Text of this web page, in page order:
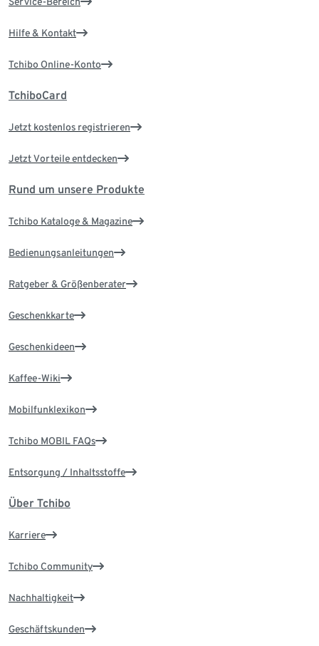
Hilfe & Kontakt
Tchibo Online-Konto
TchiboCard
Jetzt kostenlos registrieren
Jetzt Vorteile entdecken
Rund um unsere Produkte
Tchibo Kataloge & Magazine
Bedienungsanleitungen
Ratgeber & Größenberater
Geschenkkarte
Geschenkideen
Kaffee-Wiki
Mobilfunklexikon
Tchibo MOBIL FAQs
Entsorgung / Inhaltsstoffe
Über Tchibo
Karriere
Tchibo Community
Nachhaltigkeit
Geschäftskunden